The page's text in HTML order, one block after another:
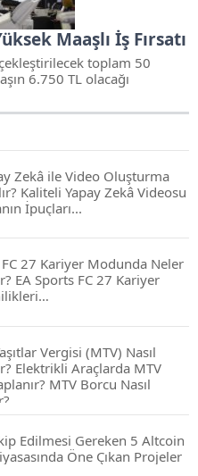
Maaşlı İş Fırsatı
toplam 50
6.750 TL olacağı
Zekâ ile Video Oluşturma
Kaliteli Yapay Zekâ Videosu
İpuçları...
FC 27 Kariyer Modunda Neler
EA Sports FC 27 Kariyer
Vergisi (MTV) Nasıl
Elektrikli Araçlarda MTV
MTV Borcu Nasıl
Edilmesi Gereken 5 Altcoin
Öne Çıkan Projeler